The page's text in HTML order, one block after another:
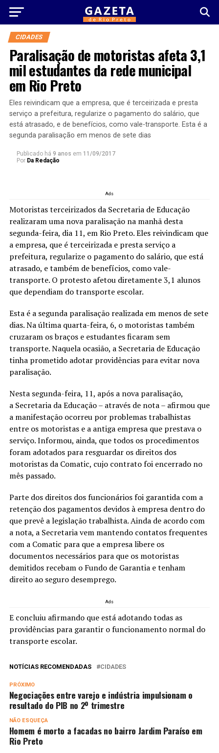
CIDADES
Paralisação de motoristas afeta 3,1
mil estudantes da rede municipal
em Rio Preto
Eles reivindicam que a empresa, que é terceirizada e presta
serviço a prefeitura, regularize o pagamento do salário, que
está atrasado, e de benefícios, como vale-transporte. Esta é a
segunda paralisação em menos de sete dias
Publicado há 9 anos em 11/09/2017
Por Da Redação
Ads
Motoristas terceirizados da Secretaria de Educação
realizaram uma nova paralisação na manhã desta
segunda-feira, dia 11, em Rio Preto. Eles reivindicam que
a empresa, que é terceirizada e presta serviço a
prefeitura, regularize o pagamento do salário, que está
atrasado, e também de benefícios, como vale-
transporte. O protesto afetou diretamente 3,1 alunos
que dependiam do transporte escolar.
Esta é a segunda paralisação realizada em menos de sete
dias. Na última quarta-feira, 6, o motoristas também
cruzaram os braços e estudantes ficaram sem
transporte. Naquela ocasião, a Secretaria de Educação
tinha prometido adotar providências para evitar nova
paralisação.
Nesta segunda-feira, 11, após a nova paralisação,
a Secretaria da Educação – através de nota – afirmou que
a manifestação ocorreu por problemas trabalhistas
entre os motoristas e a antiga empresa que prestava o
serviço. Informou, ainda, que todos os procedimentos
foram adotados para resguardar os direitos dos
motoristas da Comatic, cujo contrato foi encerrado no
mês passado.
Parte dos direitos dos funcionários foi garantida com a
retenção dos pagamentos devidos à empresa dentro do
que prevê a legislação trabalhista. Ainda de acordo com
a nota, a Secretaria vem mantendo contatos frequentes
com a Comatic para que a empresa libere os
documentos necessários para que os motoristas
demitidos recebam o Fundo de Garantia e tenham
direito ao seguro desemprego.
Ads
E concluiu afirmando que está adotando todas as
providências para garantir o funcionamento normal do
transporte escolar.
NOTÍCIAS RECOMENDADAS CIDADES
PRÓXIMO
Negociações entre varejo e indústria impulsionam o
resultado do PIB no 2º trimestre
NÃO ESQUEÇA
Homem é morto a facadas no bairro Jardim Paraíso em
Rio Preto